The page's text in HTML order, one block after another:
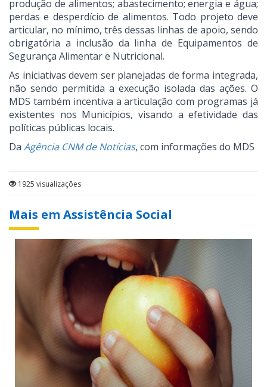
produção de alimentos; abastecimento; energia e água;
perdas e desperdício de alimentos. Todo projeto deve
articular, no mínimo, três dessas linhas de apoio, sendo
obrigatória a inclusão da linha de Equipamentos de
Segurança Alimentar e Nutricional.
As iniciativas devem ser planejadas de forma integrada,
não sendo permitida a execução isolada das ações. O
MDS também incentiva a articulação com programas já
existentes nos Municípios, visando a efetividade das
políticas públicas locais.
Da Agência CNM de Notícias, com informações do MDS
1925 visualizações
Mais em Assistência Social